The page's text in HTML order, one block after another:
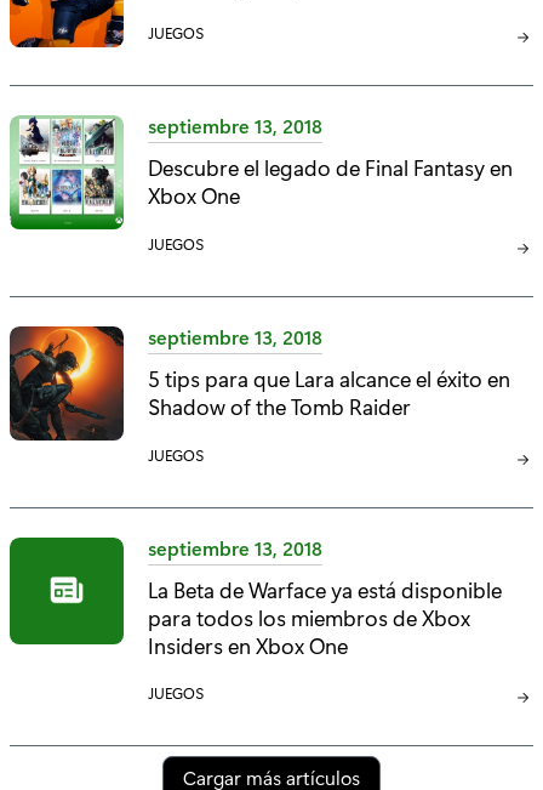
Í
:
C
T
G
O
R
A
JUEGOS
septiembre 13, 2018
Descubre el legado de Final Fantasy en
Xbox One
C
T
G
O
R
A
JUEGOS
septiembre 13, 2018
5 tips para que Lara alcance el éxito en
Shadow of the Tomb Raider
C
T
G
O
R
Í
:
JUEGOS
septiembre 13, 2018
La Beta de Warface ya está disponible
para todos los miembros de Xbox
Insiders en Xbox One
C
T
JUEGOS
Cargar más artículos